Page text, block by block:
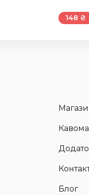
148 ₴
Блог